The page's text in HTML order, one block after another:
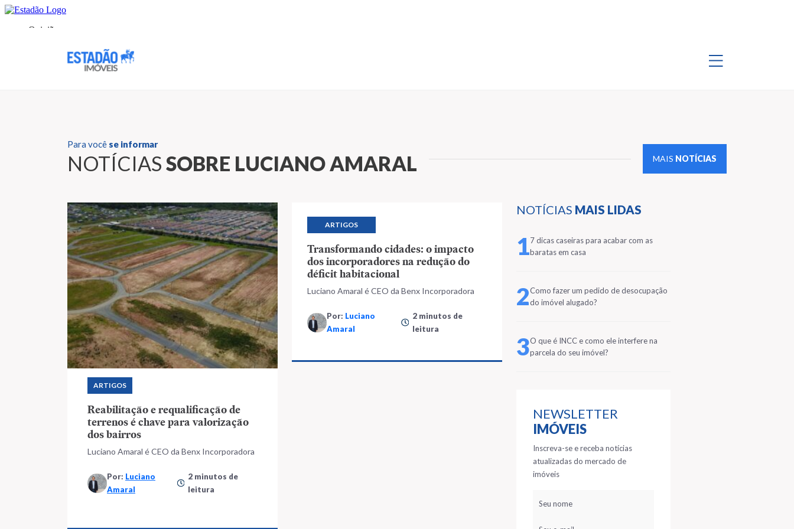
Para você se informar
NOTÍCIASSOBRE LUCIANO AMARAL MAIS NOTÍCIAS
NOTÍCIAS MAIS LIDAS
17 dicas caseiras para acabar com as
baratas em casa
2Como fazer um pedido de desocupação
do imóvel alugado?
3O que é INCC e como ele interfere na
parcela do seu imóvel?
NEWSLETTER
IMÓVEIS
Inscreva-se e receba notícias
atualizadas do mercado de
imóveis
ARTIGOS
Reabilitação e requalificação de
terrenos é chave para valorização
dos bairros
Luciano Amaral é CEO da Benx Incorporadora
Por: Luciano
Amaral
2 minutos de
leitura
ARTIGOS
Transformando cidades: o impacto
dos incorporadores na redução do
déficit habitacional
Luciano Amaral é CEO da Benx Incorporadora
Por: Luciano
Amaral
2 minutos de
leitura